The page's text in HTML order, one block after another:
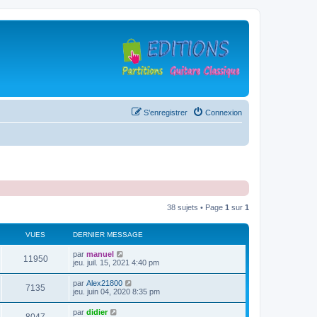
Connexion
S’enregistrer
38 sujets • Page 1 sur 1
VUES DERNIER MESSAGE
11950V
u
D
e
i
e
r
m
par manuel
jeu. juil. 15, 2021 4:40 pm
7135
u
D
e
par Alex21800
jeu. juin 04, 2020 8:35 pm
D
par didier